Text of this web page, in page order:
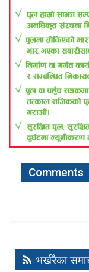
Comments
भर्खरैका